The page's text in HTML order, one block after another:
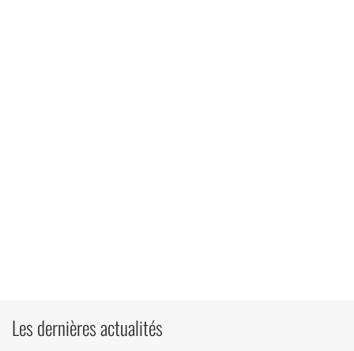
Les dernières actualités